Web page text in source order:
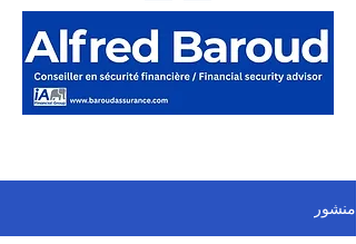
منشور